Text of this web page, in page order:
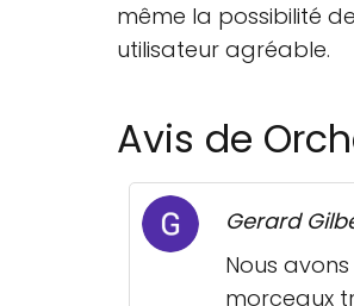
même la possibilité
utilisateur agréable.
Avis de
Gerard
Nous
morceaux